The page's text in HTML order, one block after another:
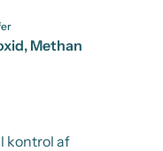
Methan
kontrol af